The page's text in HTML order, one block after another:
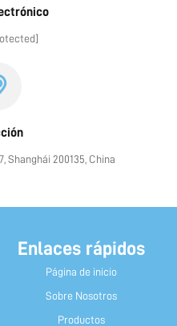
Shanghái 200135, China
Enlaces rápidos
Página de inicio
Sobre Nosotros
Productos